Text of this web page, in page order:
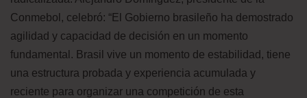
Conmebol, celebró: “El Gobierno brasileño ha demostrado
agilidad y capacidad de decisión en un momento
fundamental. Brasil vive un momento de estabilidad, tiene
una estructura probada y experiencia acumulada y
reciente para organizar una competición de esta